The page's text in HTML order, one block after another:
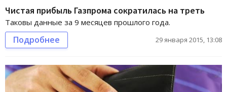
Чистая прибыль Газпрома сократилась на треть
Таковы данные за 9 месяцев прошлого года.
Подробнее 29 января 2015, 13:08